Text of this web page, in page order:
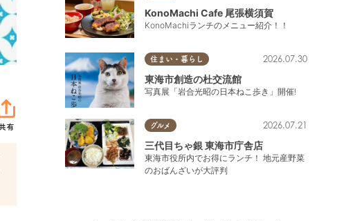
KonoMachi Cafe 尾張横須賀
KonoMachiランチのメニュー紹介！！
住まい・暮らし 2026.07.30
東海市創造の杜交流館
写真展「岩合光昭の日本ねこ歩き」開催!
グルメ 2026.07.21
三代目ちゃ銀 東海市庁舎店
東海市役所内でお得にランチ！ 地元産野菜
のおばんざいが大評判